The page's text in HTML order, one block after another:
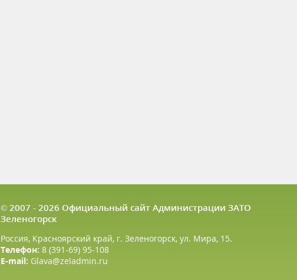
© 2007 - 2026 Официальный сайт Администрации ЗАТО
Зеленогорск
Россия, Красноярский край, г. Зеленогорск, ул. Мира, 15.
Телефон: 8 (391-69) 95-108
E-mail: Glava@zeladmin.ru